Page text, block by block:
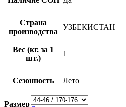
Страна
производства
УЗБЕКИСТАН
Вес (кг. за 1
шт.)
1
Сезонность Лето
Размер